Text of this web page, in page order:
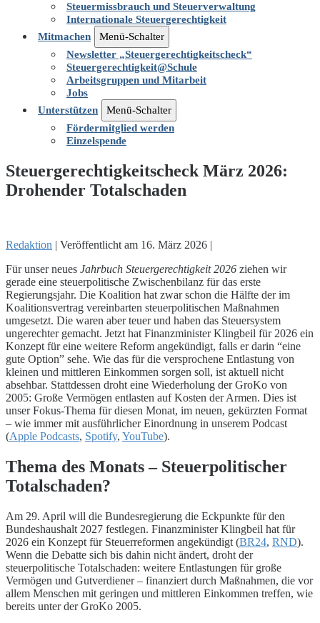
Steuermissbrauch und Steuerverwaltung
Internationale Steuergerechtigkeit
Mitmachen
Menü-Schalter
Newsletter „Steuergerechtigkeitscheck“
Steuergerechtigkeit@Schule
Arbeitsgruppen und Mitarbeit
Jobs
Unterstützen
Menü-Schalter
Fördermitglied werden
Einzelspende
Steuergerechtigkeitscheck März 2026:
Drohender Totalschaden
Redaktion | Veröffentlicht am 16. März 2026 |
Für unser neues Jahrbuch Steuergerechtigkeit 2026 ziehen wir
gerade eine steuerpolitische Zwischenbilanz für das erste
Regierungsjahr. Die Koalition hat zwar schon die Hälfte der im
Koalitionsvertrag vereinbarten steuerpolitischen Maßnahmen
umgesetzt. Die waren aber teuer und haben das Steuersystem
ungerechter gemacht. Jetzt hat Finanzminister Klingbeil für 2026 ein
Konzept für eine weitere Reform angekündigt, falls er darin “eine
gute Option” sehe. Wie das für die versprochene Entlastung von
kleinen und mittleren Einkommen sorgen soll, ist aktuell nicht
absehbar. Stattdessen droht eine Wiederholung der GroKo von
2005: Große Vermögen entlasten auf Kosten der Armen. Dies ist
unser Fokus-Thema für diesen Monat, im neuen, gekürzten Format
– wie immer mit ausführlicher Einordnung in unserem Podcast
(Apple Podcasts, Spotify, YouTube).
Thema des Monats – Steuerpolitischer
Totalschaden?
Am 29. April will die Bundesregierung die Eckpunkte für den
Bundeshaushalt 2027 festlegen. Finanzminister Klingbeil hat für
2026 ein Konzept für Steuerreformen angekündigt (BR24, RND).
Wenn die Debatte sich bis dahin nicht ändert, droht der
steuerpolitische Totalschaden: weitere Entlastungen für große
Vermögen und Gutverdiener – finanziert durch Maßnahmen, die vor
allem Menschen mit geringen und mittleren Einkommen treffen, wie
bereits unter der GroKo 2005.